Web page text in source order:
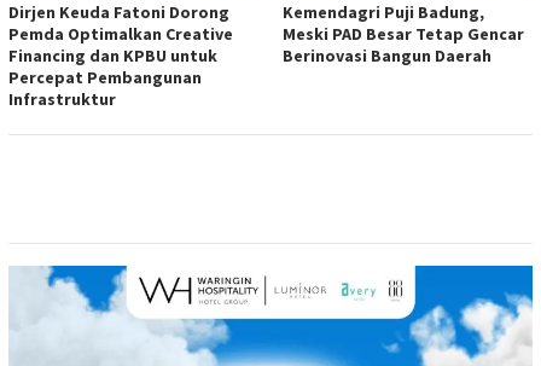
Dirjen Keuda Fatoni Dorong
Pemda Optimalkan Creative
Financing dan KPBU untuk
Percepat Pembangunan
Infrastruktur
Kemendagri Puji Badung,
Meski PAD Besar Tetap Gencar
Berinovasi Bangun Daerah